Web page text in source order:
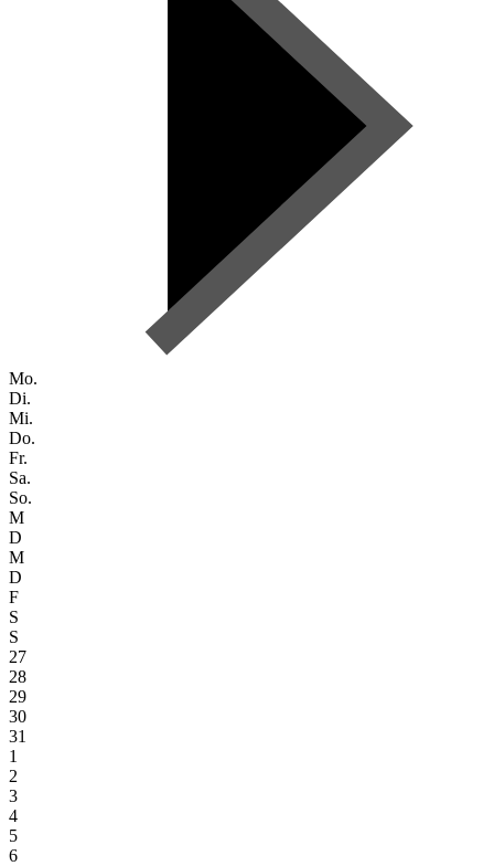
Mo.
Di.
Mi.
Do.
Fr.
Sa.
So.
M
D
M
D
F
S
S
27
28
29
30
31
1
2
3
4
5
6